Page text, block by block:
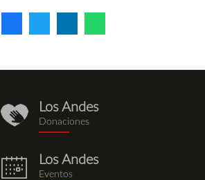
donaciones.png
Los Andes
Donaciones
eventos.png
Los Andes
Eventos